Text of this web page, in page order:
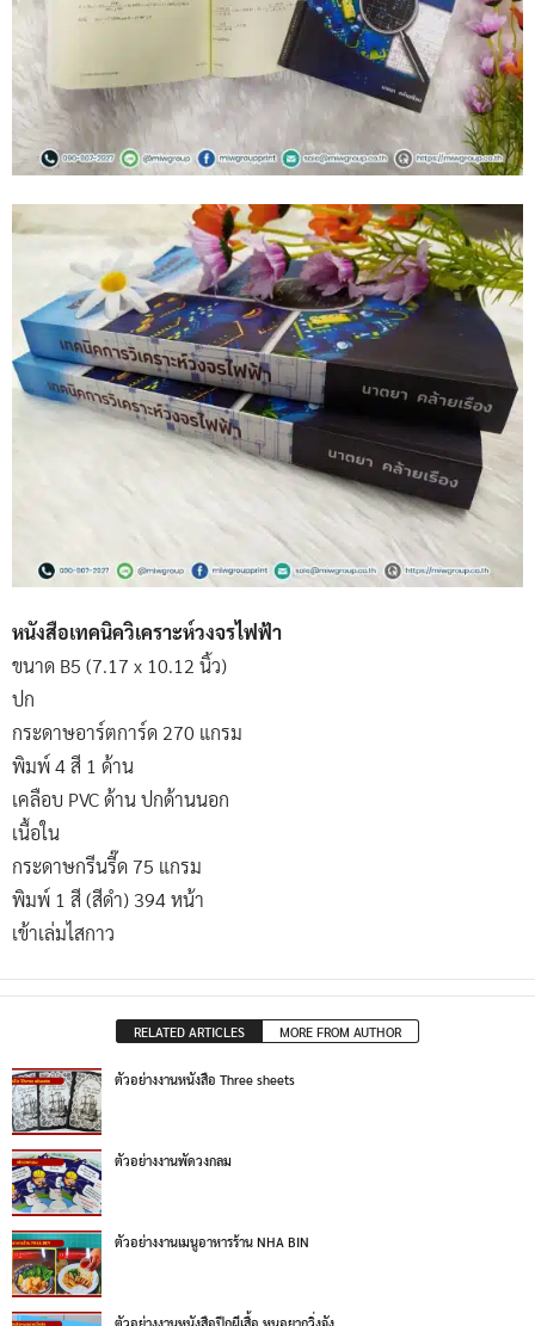
หนังสือเทคนิควิเคราะห์วงจรไฟฟ้า
ขนาด B5 (7.17 x 10.12 นิ้ว)
ปก
กระดาษอาร์ตการ์ด 270 แกรม
พิมพ์ 4 สี 1 ด้าน
เคลือบ PVC ด้าน ปกด้านนอก
เนื้อใน
กระดาษกรีนรี๊ด 75 แกรม
พิมพ์ 1 สี (สีดำ) 394 หน้า
เข้าเล่มไสกาว
RELATED ARTICLES MORE FROM AUTHOR
ตัวอย่างงานหนังสือ Three sheets
ตัวอย่างงานพัดวงกลม
ตัวอย่างงานเมนูอาหารร้าน NHA BIN